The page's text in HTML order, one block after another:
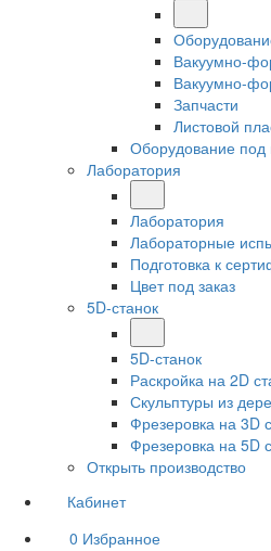
Вакуумно-
Вакуумно-
Запчасти
Листовой
Оборудование под
Лаборатория
Лаборатория
Лабораторные
Подготовка к
Цвет под заказ
5D-станок
5D-станок
Раскройка на 2D
Скульптуры из
Фрезеровка на 3D
Фрезеровка на 5D
Открыть производство
Кабинет
0 Избранное